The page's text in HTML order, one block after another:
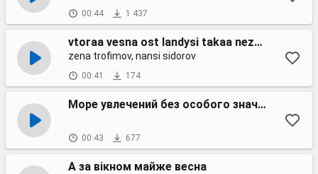
00:44 1 437
vtoraa vesna ost landysi takaa neznaa lubov
zena trofimov, nansi sidorov
00:41 174
Море увлечений без особого значения
00:43 677
А за вiкном майже весна